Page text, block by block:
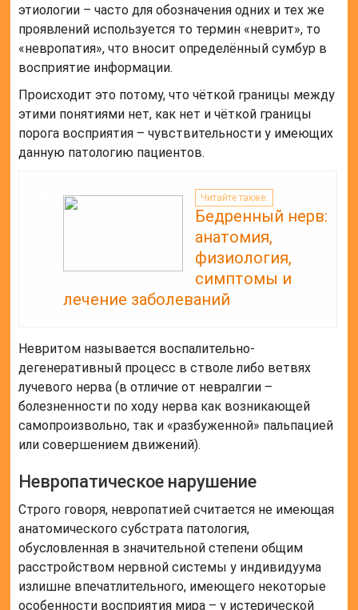
этиологии – часто для обозначения одних и тех же
проявлений используется то термин «неврит», то
«невропатия», что вносит определённый сумбур в
восприятие информации.
Происходит это потому, что чёткой границы между
этими понятиями нет, как нет и чёткой границы
порога восприятия – чувствительности у имеющих
данную патологию пациентов.
Читайте также:
Бедренный нерв:
анатомия,
физиология,
симптомы и
лечение заболеваний
Невритом называется воспалительно-
дегенеративный процесс в стволе либо ветвях
лучевого нерва (в отличие от невралгии –
болезненности по ходу нерва как возникающей
самопроизвольно, так и «разбуженной» пальпацией
или совершением движений).
Невропатическое нарушение
Строго говоря, невропатией считается не имеющая
анатомического субстрата патология,
обусловленная в значительной степени общим
расстройством нервной системы у индивидуума
излишне впечатлительного, имеющего некоторые
особенности восприятия мира – у истерической